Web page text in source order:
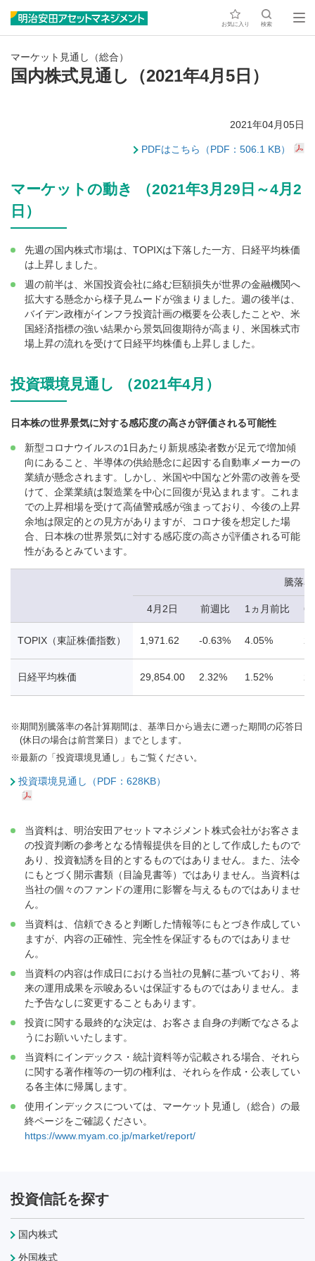
お気に入り 検索
マーケット見通し（総合）
国内株式見通し（2021年4月5日）
2021年04月05日
PDFはこちら（PDF：506.1 KB）
マーケットの動き （2021年3月29日～4月2
日）
先週の国内株式市場は、TOPIXは下落した一方、日経平均株価
は上昇しました。
週の前半は、米国投資会社に絡む巨額損失が世界の金融機関へ
拡大する懸念から様子見ムードが強まりました。週の後半は、
バイデン政権がインフラ投資計画の概要を公表したことや、米
国経済指標の強い結果から景気回復期待が高まり、米国株式市
場上昇の流れを受けて日経平均株価も上昇しました。
投資環境見通し （2021年4月）
日本株の世界景気に対する感応度の高さが評価される可能性
新型コロナウイルスの1日あたり新規感染者数が足元で増加傾
向にあること、半導体の供給懸念に起因する自動車メーカーの
業績が懸念されます。しかし、米国や中国など外需の改善を受
けて、企業業績は製造業を中心に回復が見込まれます。これま
での上昇相場を受けて高値警戒感が強まっており、今後の上昇
余地は限定的との見方がありますが、コロナ後を想定した場
合、日本株の世界景気に対する感応度の高さが評価される可能
性があるとみています。
騰落率
4月2日 前週比 1ヵ月前比 6
TOPIX（東証株価指数） 1,971.62 -0.63% 4.05%
日経平均株価 29,854.00 2.32% 1.52%
※期間別騰落率の各計算期間は、基準日から過去に遡った期間の応答日
(休日の場合は前営業日）までとします。
※最新の「投資環境見通し」もご覧ください。
投資環境見通し（PDF：628KB）
当資料は、明治安田アセットマネジメント株式会社がお客さま
の投資判断の参考となる情報提供を目的として作成したもので
あり、投資勧誘を目的とするものではありません。また、法令
にもとづく開示書類（目論見書等）ではありません。当資料は
当社の個々のファンドの運用に影響を与えるものではありませ
ん。
当資料は、信頼できると判断した情報等にもとづき作成してい
ますが、内容の正確性、完全性を保証するものではありませ
ん。
当資料の内容は作成日における当社の見解に基づいており、将
来の運用成果を示唆あるいは保証するものではありません。ま
た予告なしに変更することもあります。
投資に関する最終的な決定は、お客さま自身の判断でなさるよ
うにお願いいたします。
当資料にインデックス・統計資料等が記載される場合、それら
に関する著作権等の一切の権利は、それらを作成・公表してい
る各主体に帰属します。
使用インデックスについては、マーケット見通し（総合）の最
終ページをご確認ください。
https://www.myam.co.jp/market/report/
投資信託を探す
国内株式
外国株式